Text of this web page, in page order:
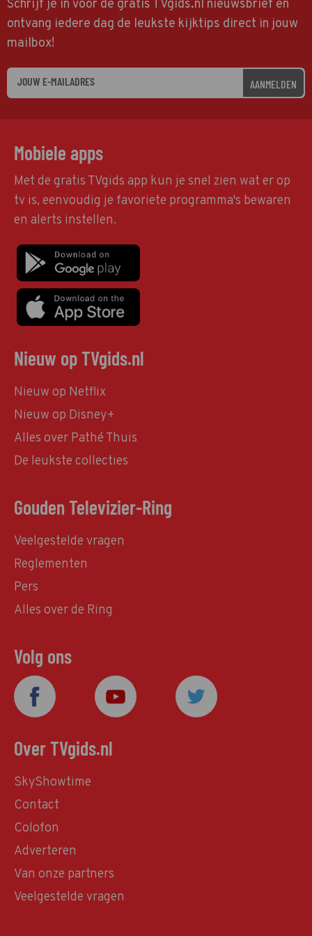
Schrijf je in voor de gratis TVgids.nl nieuwsbrief en
ontvang iedere dag de leukste kijktips direct in jouw
mailbox!
AANMELDEN
Mobiele apps
Met de gratis TVgids app kun je snel zien wat er op
tv is, eenvoudig je favoriete programma's bewaren
en alerts instellen.
Nieuw op TVgids.nl
Nieuw op Netflix
Nieuw op Disney+
Alles over Pathé Thuis
De leukste collecties
Gouden Televizier-Ring
Veelgestelde vragen
Reglementen
Pers
Alles over de Ring
Volg ons
Over TVgids.nl
SkyShowtime
Contact
Colofon
Adverteren
Van onze partners
Veelgestelde vragen